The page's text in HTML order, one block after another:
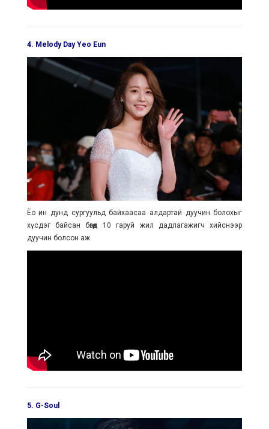
4. Melody Day Yeo Eun
Ёо ин дунд сургуульд байхаасаа алдартай дуучин болохыг
хүсдэг байсан бөгөөд 10 гаруй жил дадлагажигч хийснээр
дуучин болсон аж.
5. G-Soul